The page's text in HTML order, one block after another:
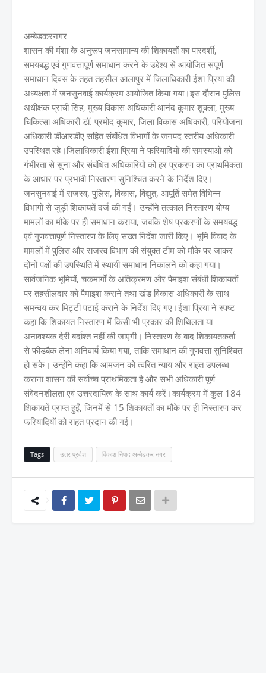
अम्बेडकरनगर
शासन की मंशा के अनुरूप जनसामान्य की शिकायतों का पारदर्शी,
समयबद्ध एवं गुणवत्तापूर्ण समाधान करने के उद्देश्य से आयोजित संपूर्ण
समाधान दिवस के तहत तहसील आलापुर में जिलाधिकारी ईशा प्रिया की
अध्यक्षता में जनसुनवाई कार्यक्रम आयोजित किया गया।इस दौरान पुलिस
अधीक्षक प्राची सिंह, मुख्य विकास अधिकारी आनंद कुमार शुक्ला, मुख्य
चिकित्सा अधिकारी डॉ. प्रमोद कुमार, जिला विकास अधिकारी, परियोजना
अधिकारी डीआरडीए सहित संबंधित विभागों के जनपद स्तरीय अधिकारी
उपस्थित रहे।जिलाधिकारी ईशा प्रिया ने फरियादियों की समस्याओं को
गंभीरता से सुना और संबंधित अधिकारियों को हर प्रकरण का प्राथमिकता
के आधार पर प्रभावी निस्तारण सुनिश्चित करने के निर्देश दिए।
जनसुनवाई में राजस्व, पुलिस, विकास, विद्युत, आपूर्ति समेत विभिन्न
विभागों से जुड़ी शिकायतें दर्ज की गईं। उन्होंने तत्काल निस्तारण योग्य
मामलों का मौके पर ही समाधान कराया, जबकि शेष प्रकरणों के समयबद्ध
एवं गुणवत्तापूर्ण निस्तारण के लिए सख्त निर्देश जारी किए। भूमि विवाद के
मामलों में पुलिस और राजस्व विभाग की संयुक्त टीम को मौके पर जाकर
दोनों पक्षों की उपस्थिति में स्थायी समाधान निकालने को कहा गया।
सार्वजनिक भूमियों, चकमार्गों के अतिक्रमण और पैमाइश संबंधी शिकायतों
पर तहसीलदार को पैमाइश कराने तथा खंड विकास अधिकारी के साथ
समन्वय कर मिट्टी पटाई कराने के निर्देश दिए गए।ईशा प्रिया ने स्पष्ट
कहा कि शिकायत निस्तारण में किसी भी प्रकार की शिथिलता या
अनावश्यक देरी बर्दाश्त नहीं की जाएगी। निस्तारण के बाद शिकायतकर्ता
से फीडबैक लेना अनिवार्य किया गया, ताकि समाधान की गुणवत्ता सुनिश्चित
हो सके। उन्होंने कहा कि आमजन को त्वरित न्याय और राहत उपलब्ध
कराना शासन की सर्वोच्च प्राथमिकता है और सभी अधिकारी पूर्ण
संवेदनशीलता एवं उत्तरदायित्व के साथ कार्य करें।कार्यक्रम में कुल 184
शिकायतें प्राप्त हुईं, जिनमें से 15 शिकायतों का मौके पर ही निस्तारण कर
फरियादियों को राहत प्रदान की गई।
Tags उत्तर प्रदेश विकाश निषाद अम्बेडकर नगर